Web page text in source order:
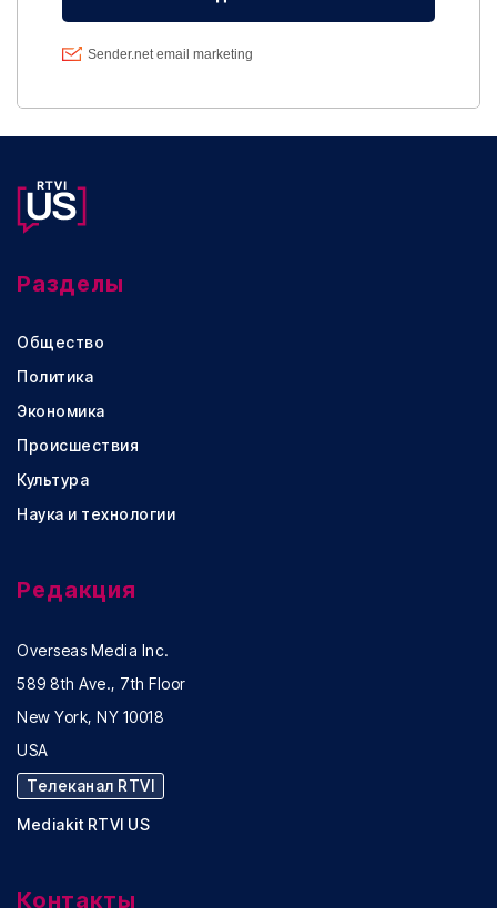
Разделы
Общество
Политика
Экономика
Происшествия
Культура
Наука и технологии
Редакция
Overseas Media Inc.
589 8th Ave., 7th Floor
New York, NY 10018
USA
Телеканал RTVI
Mediakit RTVI US
Контакты